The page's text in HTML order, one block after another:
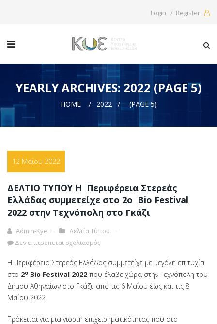
Login / Register
YEARLY ARCHIVES: 2022 (PAGE 5)
HOME 2022 (PAGE 5)
12 Μαΐου 2022
ΔΕΛΤΙΟ ΤΥΠΟΥ Η Περιφέρεια Στερεάς
Ελλάδας συμμετείχε στο 2ο Bio Festival
2022 στην Τεχνόπολη στο Γκάζι
Admin-Kye
Δελτία Τύπου
Δεν επιτρέπεται σχολιασμός
Η Περιφέρεια Στερεάς Ελλάδας συμμετείχε με μεγάλη επιτυχία
στο 2ο Bio Festival 2022 που έλαβε χώρα στην Τεχνόπολη του
Δήμου Αθηναίων στο Γκάζι, από τις 6 Μαΐου έως και τις 8
Μαΐου 2022.
Πρόκειται για μια γιορτή επιχειρηματικότητας που στο